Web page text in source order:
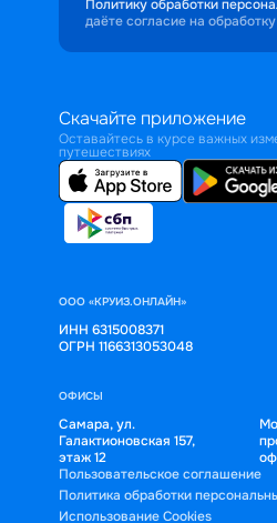
Политику обработки
даёте согласие на
Скачайте приложение
Оставайтесь в курсе важных
путешествиях
ООО «КРУИЗ.ОНЛАЙН»
ИНН 6315008371
ОГРН 1166313053048
ОФИСЫ
Самара, ул.
Галактионовская 157,
этаж 12
Пользовательское соглашение
Политика обработки
Использование Cookies